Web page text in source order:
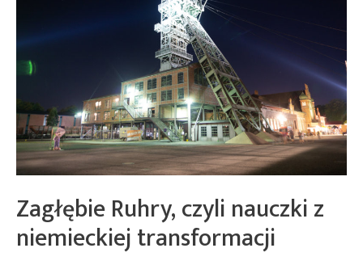
Zagłębie Ruhry, czyli nauczki z
niemieckiej transformacji